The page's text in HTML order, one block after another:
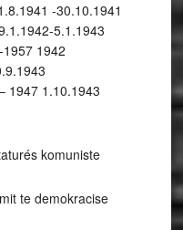
-30.10.1941
5.1.1943
1942
1947 1.10.1943
komuniste
te demokracise